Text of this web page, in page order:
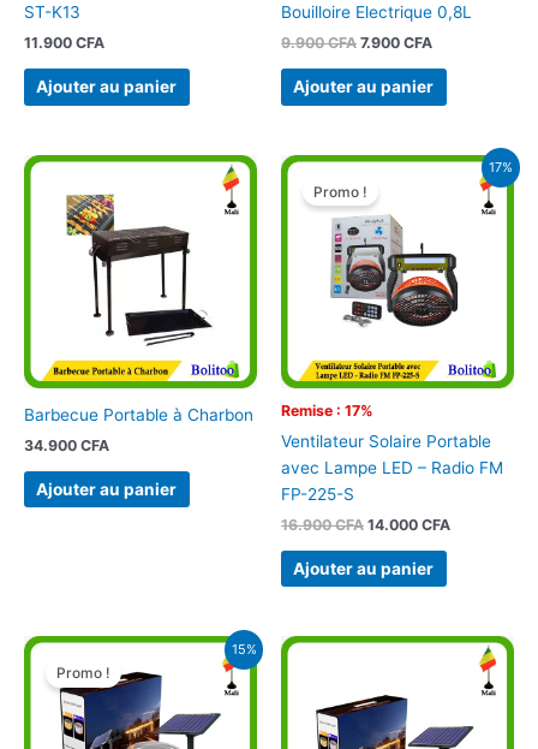
ST-K13
11.900 CFA
Ajouter au panier
Bouilloire Electrique 0,8L
9.900CFA 7.900 CFA
Ajouter au panier
Barbecue Portable à Charbon
34.900 CFA
Ajouter au panier
17%
Remise : 17%
Promo !
Ventilateur Solaire Portable
avec Lampe LED – Radio FM
FP-225-S
16.900CFA
Le
initial
était :
16.900 CFA.
14.000 CFA
Le
actuel
Ajouter au panier
15%
Promo !
Le
initial
19.900 CFA.
Le
actuel
17.000 CFA.